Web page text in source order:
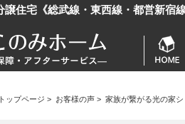
住宅《総武線・東西線・都営新宿
ップページ > お客様の声 > 家族が繋がる光の家